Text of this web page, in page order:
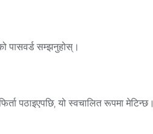
पासवर्ड सम्झनुहोस्।
पठाइएपछि, यो स्वचालित रूपमा